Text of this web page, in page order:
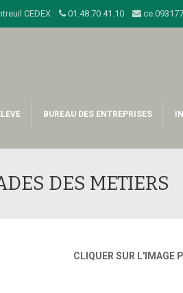
CEDEX 01.48.70.41.10
BUREAU DES ENTREPRISES
DES METIERS
CLIQUER SUR L'IMAGE